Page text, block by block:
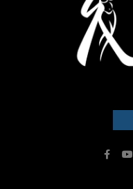
F
a
Y
o